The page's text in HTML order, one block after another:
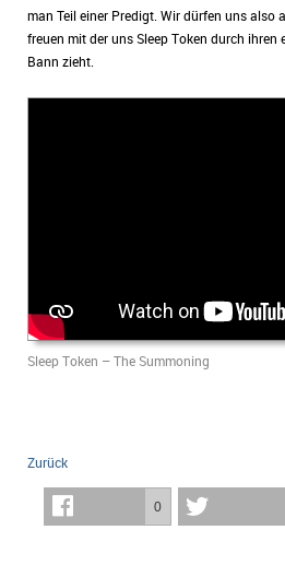
man Teil einer Predigt. Wir dürfen uns also
freuen mit der uns Sleep Token durch
Bann zieht.
Sleep Token – The Summoning
Zurück
0